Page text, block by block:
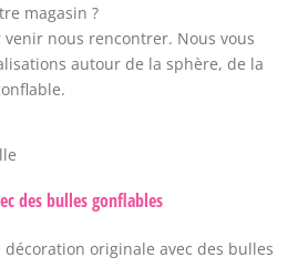
magasin ?
venir nous rencontrer. Nous vous
autour de la sphère, de la
des bulles gonflables
décoration originale avec des bulles